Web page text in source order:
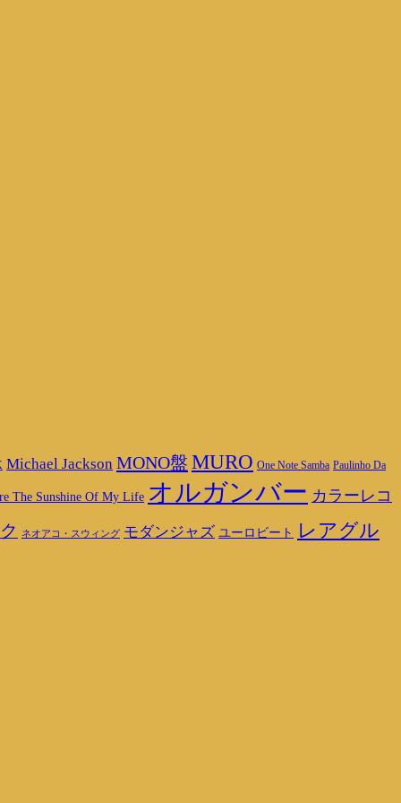
Michael Jackson MONO盤 MURO One Note Samba Paulinho Da
The Sunshine Of My Life オルガンバー カラーレコ
ネオアコ・スウィング モダンジャズ ユーロビート レアグル